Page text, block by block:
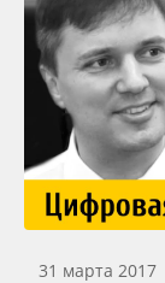
31 марта 2017